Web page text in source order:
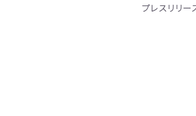
プレスリリー